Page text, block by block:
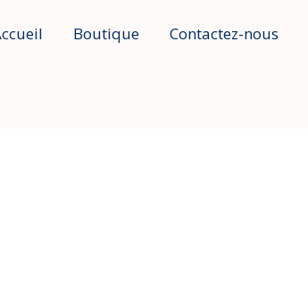
Boutique Contactez-nous